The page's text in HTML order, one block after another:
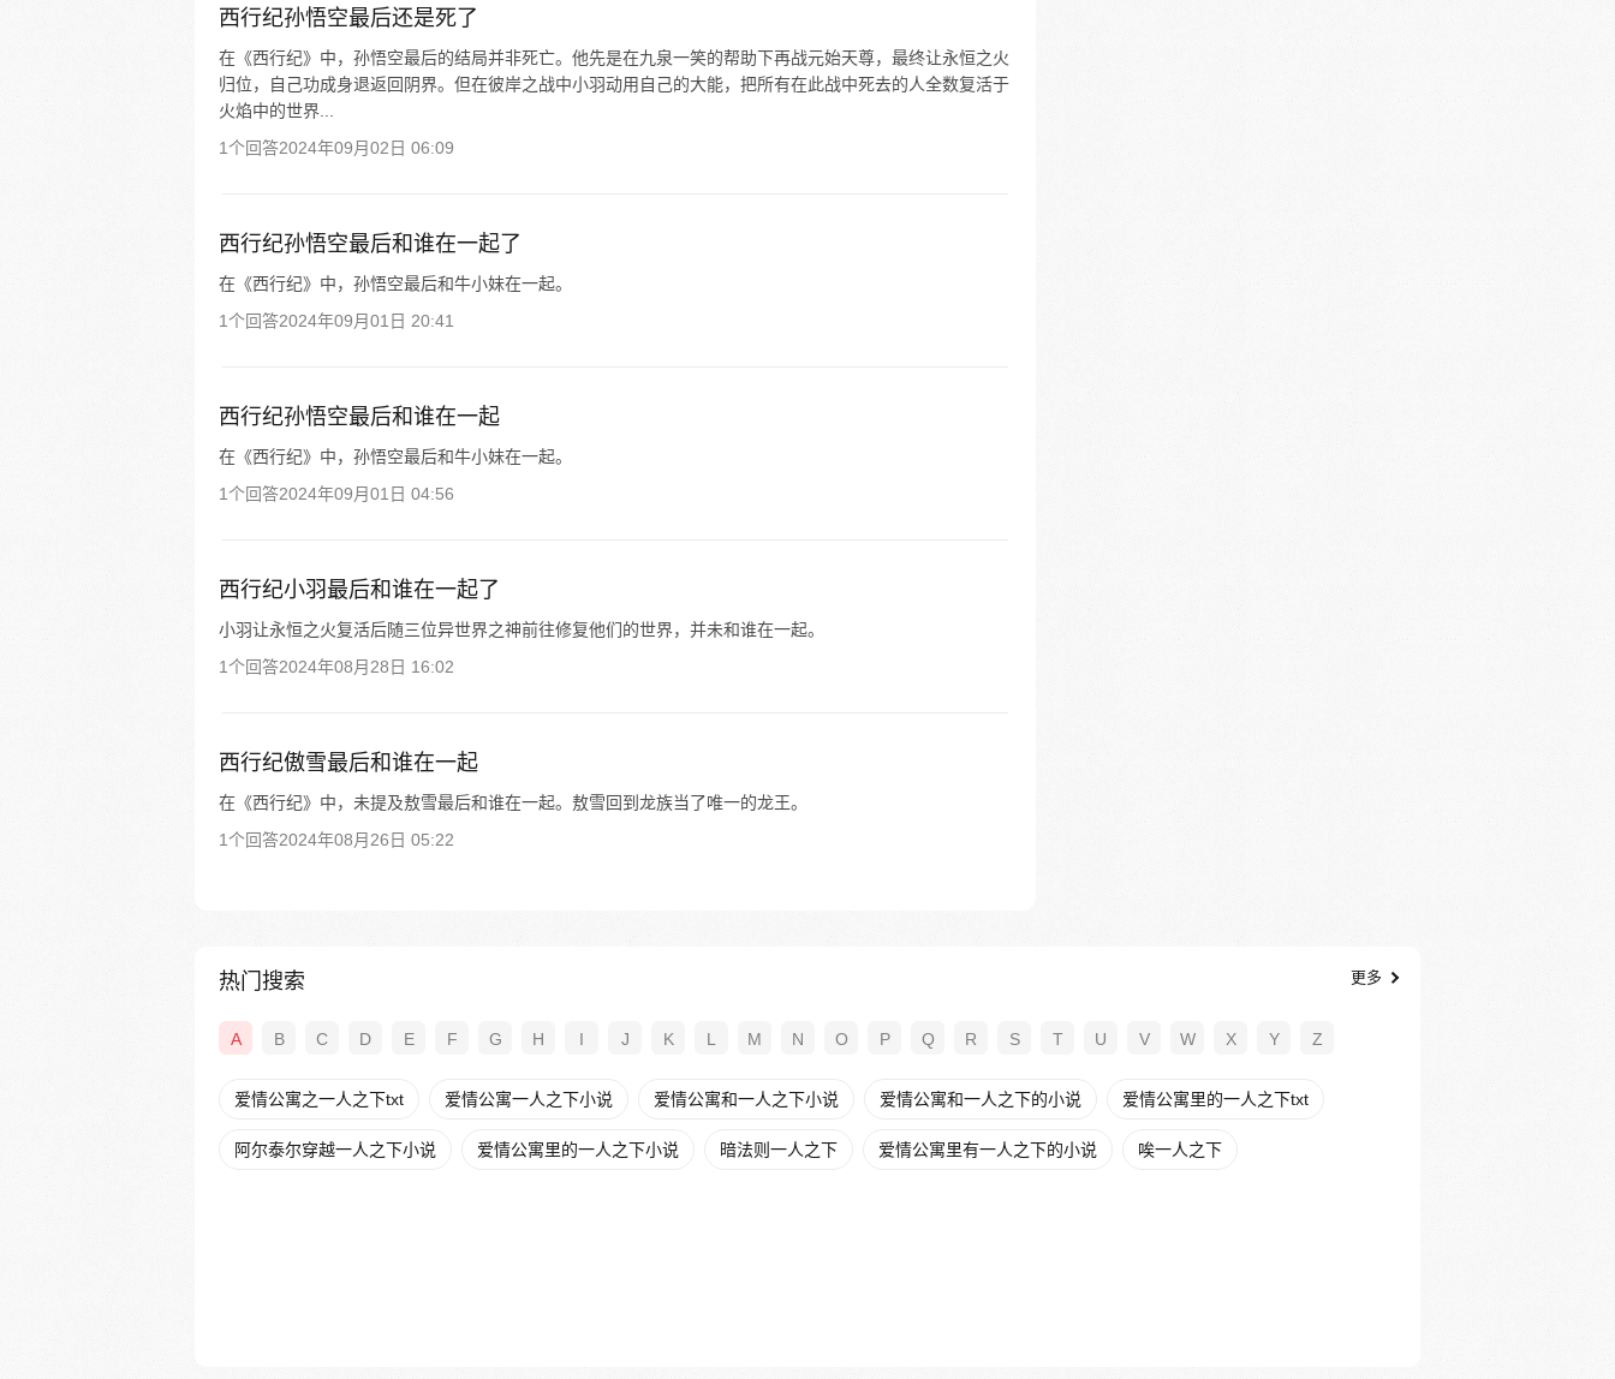
西行纪孙悟空最后还是死了
在《西行纪》中，孙悟空最后的结局并非死亡。他先是在九泉一笑的帮助下再战元始天尊，最终让永恒之火
归位，自己功成身退返回阴界。但在彼岸之战中小羽动用自己的大能，把所有在此战中死去的人全数复活于
火焰中的世界...
1个回答2024年09月02日 06:09
西行纪孙悟空最后和谁在一起了
在《西行纪》中，孙悟空最后和牛小妹在一起。
1个回答2024年09月01日 20:41
西行纪孙悟空最后和谁在一起
在《西行纪》中，孙悟空最后和牛小妹在一起。
1个回答2024年09月01日 04:56
西行纪小羽最后和谁在一起了
小羽让永恒之火复活后随三位异世界之神前往修复他们的世界，并未和谁在一起。
1个回答2024年08月28日 16:02
西行纪傲雪最后和谁在一起
在《西行纪》中，未提及敖雪最后和谁在一起。敖雪回到龙族当了唯一的龙王。
1个回答2024年08月26日 05:22
热门搜索 更多
A B C D E F G H I J K L M N O P Q R S T U V W X Y Z
爱情公寓之一人之下txt 爱情公寓一人之下小说 爱情公寓和一人之下小说 爱情公寓和一人之下的小说 爱情公寓里的一人之下txt
阿尔泰尔穿越一人之下小说 爱情公寓里的一人之下小说 暗法则一人之下 爱情公寓里有一人之下的小说 唉一人之下